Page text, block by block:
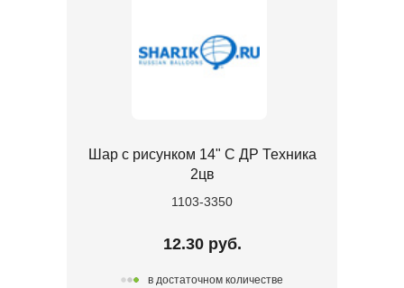
Шар с рисунком 14" С ДР Техника
2цв
1103-3350
12.30 руб.
в достаточном количестве